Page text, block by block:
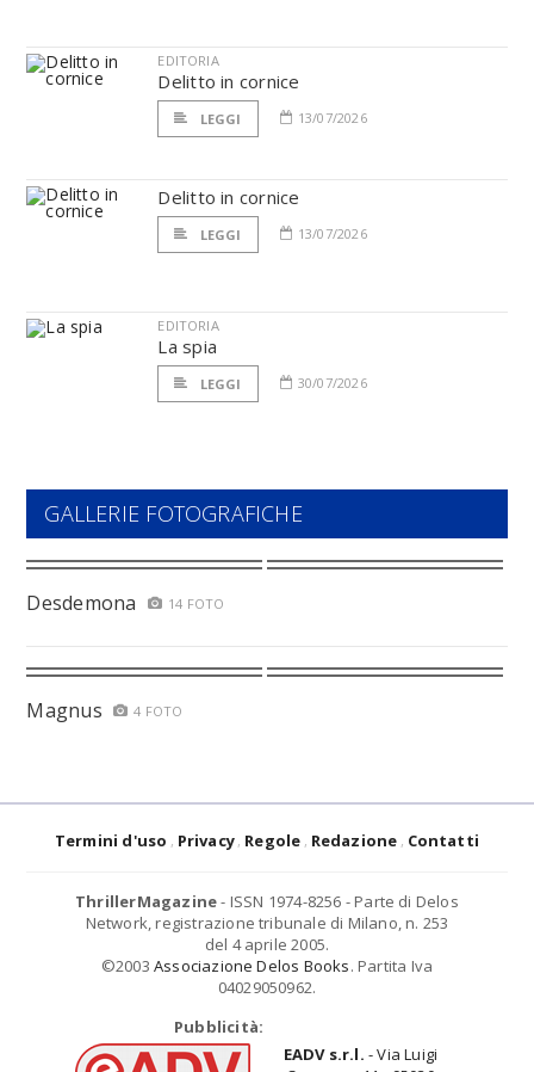
EDITORIA
Delitto in cornice
LEGGI 13/07/2026
Delitto in cornice
LEGGI 13/07/2026
EDITORIA
La spia
LEGGI 30/07/2026
GALLERIE FOTOGRAFICHE
Desdemona 14 FOTO
Magnus 4 FOTO
Termini d'uso Privacy Regole Redazione Contatti
ThrillerMagazine- ISSN 1974-8256 - Parte di Delos
Network, registrazione tribunale di Milano, n. 253
del 4 aprile 2005.
©2003 Associazione Delos Books. Partita Iva
04029050962.
Pubblicità:
EADV s.r.l. - Via Luigi